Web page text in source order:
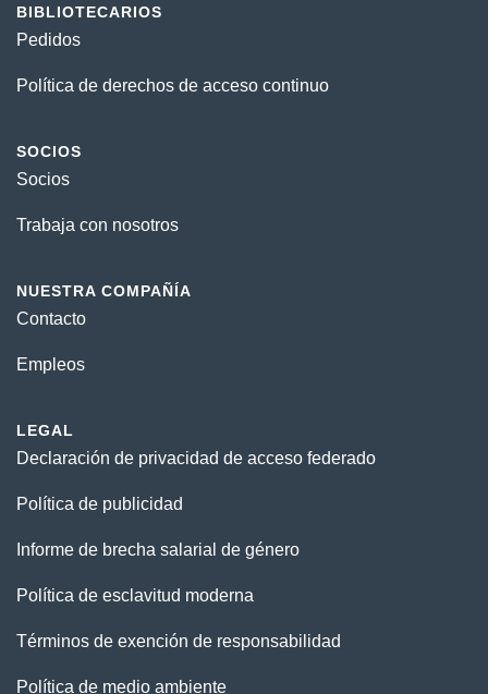
BIBLIOTECARIOS
Pedidos
Política de derechos de acceso continuo
SOCIOS
Socios
Trabaja con nosotros
NUESTRA COMPAÑÍA
Contacto
Empleos
LEGAL
Declaración de privacidad de acceso federado
Política de publicidad
Informe de brecha salarial de género
Política de esclavitud moderna
Términos de exención de responsabilidad
Política de medio ambiente